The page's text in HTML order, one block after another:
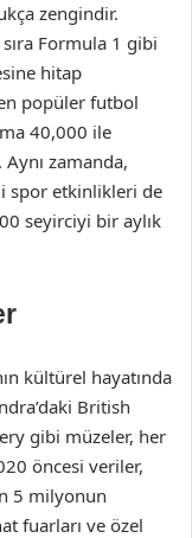
zengindir.
Formula 1 gibi
hitap
popüler futbol
40,000 ile
zamanda,
spor etkinlikleri de
seyirciyi bir aylık
kültürel hayatında
British
gibi müzeler, her
öncesi veriler,
5 milyonun
fuarları ve özel